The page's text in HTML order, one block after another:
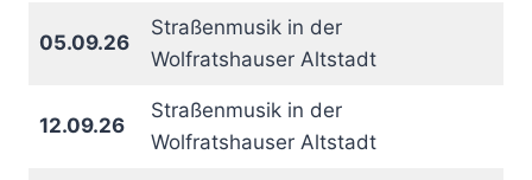
05.09.26
Straßenmusik in der
Wolfratshauser Altstadt
12.09.26
Straßenmusik in der
Wolfratshauser Altstadt